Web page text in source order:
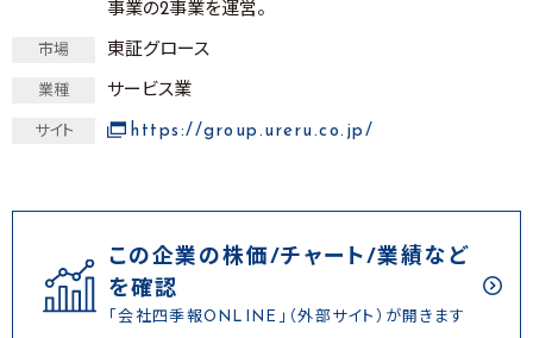
事業の2事業を運営。
市場 東証グロース
業種 サービス業
サイト https://group.ureru.co.jp/
この企業の株価/チャート/業績など
を確認
「会社四季報ONLINE」（外部サイト）が開きます